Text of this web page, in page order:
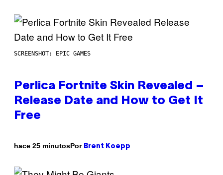
SCREENSHOT: EPIC GAMES
Perlica Fortnite Skin Revealed –
Release Date and How to Get It
Free
hace 25 minutosPor Brent Koepp